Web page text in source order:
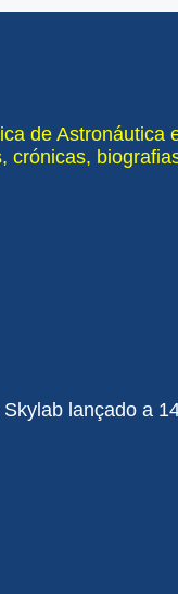
de Astronáutica
crónicas,
lançado a